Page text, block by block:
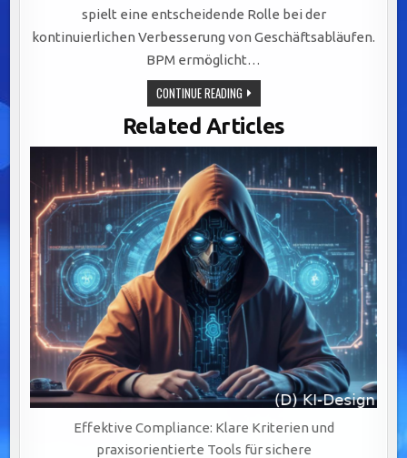
spielt eine entscheidende Rolle bei der
kontinuierlichen Verbesserung von Geschäftsabläufen.
BPM ermöglicht…
CONTINUE READINGSTRATEGISCHE
BEDEUTUNG
VON
BUSINESS
PROCESS
MANAGEMENT
FÜR
EFFIZIENZ,
AGILITÄT
UND
Related Articles
Effektive Compliance: Klare Kriterien und
praxisorientierte Tools für sichere